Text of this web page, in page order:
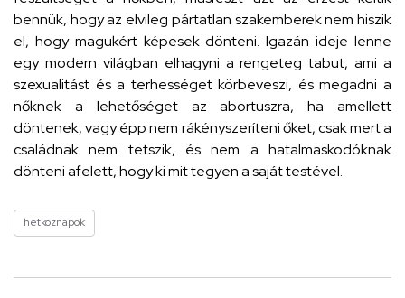
bennük, hogy az elvileg pártatlan szakemberek nem hiszik
el, hogy magukért képesek dönteni. Igazán ideje lenne
egy modern világban elhagyni a rengeteg tabut, ami a
szexualitást és a terhességet körbeveszi, és megadni a
nőknek a lehetőséget az abortuszra, ha amellett
döntenek, vagy épp nem rákényszeríteni őket, csak mert a
családnak nem tetszik, és nem a hatalmaskodóknak
dönteni afelett, hogy ki mit tegyen a saját testével.
hétköznapok